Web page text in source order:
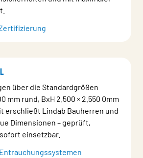
über die Standardgrößen
mm rund, BxH 2.500 × 2.550 0mm
erschließt Lindab Bauherren und
Dimensionen – geprüft,
einsetzbar.